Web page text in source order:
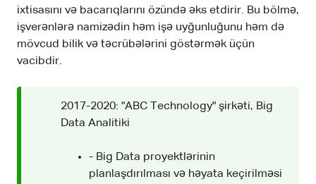
ixtisasını və bacarıqlarını özündə əks etdirir. Bu bölmə,
işverənlərə namizədin həm işə uyğunluğunu həm də
mövcud bilik və təcrübələrini göstərmək üçün
vacibdir.
2017-2020: "ABC Technology" şirkəti, Big
Data Analitiki
- Big Data proyektlərinin
planlaşdırılması və həyata keçirilməsi